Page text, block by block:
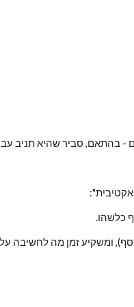
בהתאם, סביר שהיא תניב
כלשהו.
ומשקיע זמן מה לחשיבה על